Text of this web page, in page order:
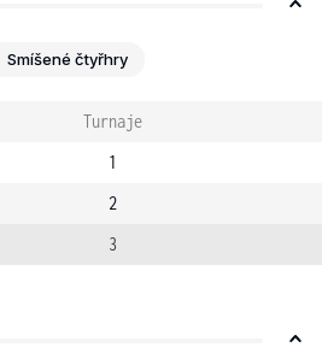
Smíšené čtyřhry
Turnaje
1
2
3